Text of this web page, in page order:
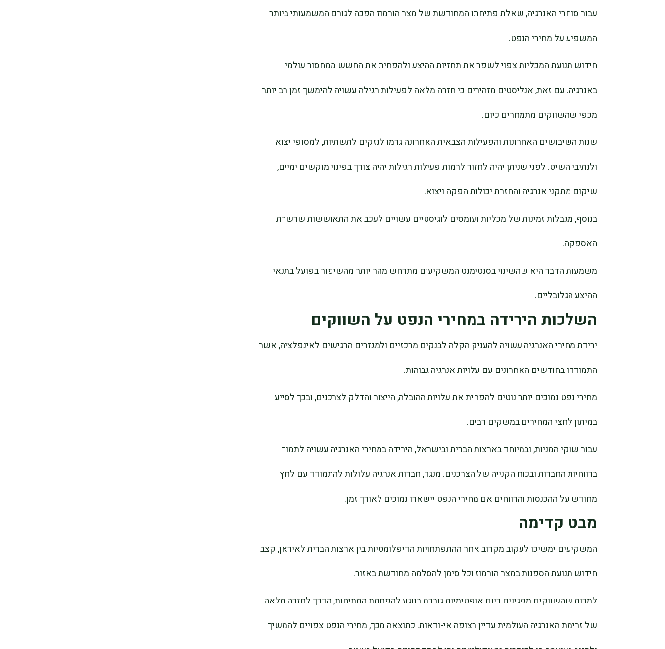
עבור סוחרי האנרגיה, שאלת פתיחתו המחודשת של מצר הורמוז הפכה לגורם המשמעותי ביותר
המשפיע על מחירי הנפט.
חידוש תנועת המכליות צפוי לשפר את תחזיות ההיצע ולהפחית את החשש ממחסור עולמי
באנרגיה. עם זאת, אנליסטים מזהירים כי חזרה מלאה לפעילות רגילה עשויה להימשך זמן רב יותר
מכפי שהשווקים מתמחרים כיום.
שנות השיבושים האחרונות והפעילות הצבאית האחרונה גרמו לנזקים לתשתיות, למסופי יצוא
ולנתיבי השיט. לפני שניתן יהיה לחזור לרמות פעילות רגילות יהיה צורך בפינוי מוקשים ימיים,
שיקום מתקני אנרגיה והחזרת יכולות הפקה ויצוא.
בנוסף, מגבלות זמינות של מכליות ועומסים לוגיסטיים עשויים לעכב את התאוששות שרשרת
האספקה.
משמעות הדבר היא שהשינוי בסנטימנט המשקיעים מתרחש מהר יותר מהשיפור בפועל בתנאי
ההיצע הגלובליים.
השלכות הירידה במחירי הנפט על השווקים
ירידת מחירי האנרגיה עשויה להעניק הקלה לבנקים מרכזיים ולמגזרים הרגישים לאינפלציה, אשר
התמודדו בחודשים האחרונים עם עלויות אנרגיה גבוהות.
מחירי נפט נמוכים יותר נוטים להפחית את עלויות ההובלה, הייצור והדלק לצרכנים, ובכך לסייע
במיתון לחצי המחירים במשקים רבים.
עבור שוקי המניות, ובמיוחד בארצות הברית ובישראל, הירידה במחירי האנרגיה עשויה לתמוך
ברווחיות החברות ובכוח הקנייה של הצרכנים. מנגד, חברות אנרגיה עלולות להתמודד עם לחץ
מחודש על ההכנסות והרווחים אם מחירי הנפט יישארו נמוכים לאורך זמן.
מבט קדימה
המשקיעים ימשיכו לעקוב מקרוב אחר ההתפתחויות הדיפלומטיות בין ארצות הברית לאיראן, קצב
חידוש תנועת הספנות במצר הורמוז וכל סימן להסלמה מחודשת באזור.
למרות שהשווקים מפגינים כיום אופטימיות גוברת בנוגע להפחתת המתיחות, הדרך לחזרה מלאה
של זרימת האנרגיה העולמית עדיין רצופה אי-ודאות. כתוצאה מכך, מחירי הנפט צפויים להמשיך